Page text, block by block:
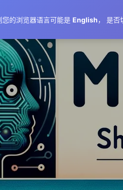
您的浏览器语言可能是 English， 是否